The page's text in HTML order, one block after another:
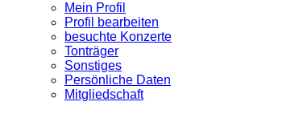
Mein Profil
Profil bearbeiten
besuchte Konzerte
Tonträger
Sonstiges
Persönliche Daten
Mitgliedschaft